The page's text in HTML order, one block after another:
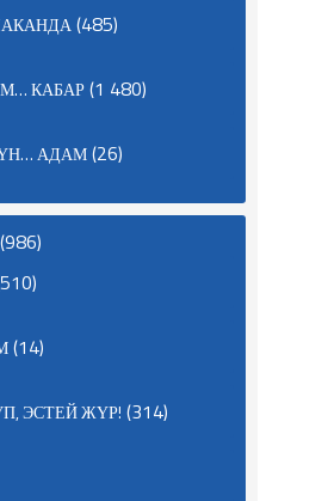
(485)
КАБАР(1 480)
АДАМ(26)
(986)
(14)
ЭСТЕЙ ЖҮР! (314)